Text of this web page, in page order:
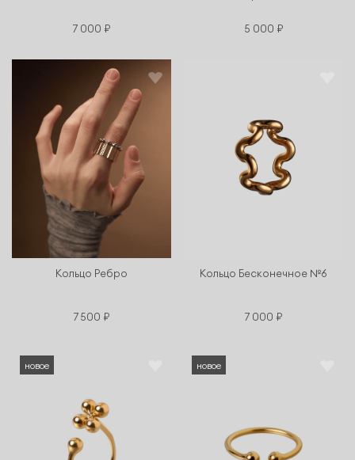
7 000 ₽ 5 000 ₽
Кольцо Ребро
7 500 ₽
Кольцо Бесконечное №6
7 000 ₽
новое новое